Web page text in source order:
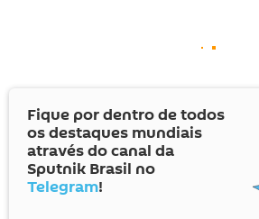
Fique por dentro de todos
os destaques mundiais
através do canal da
Sputnik Brasil no
Telegram!